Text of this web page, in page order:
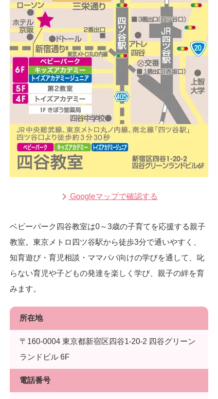
Googleマップで確認する
ベビーパーク四谷教室は0～3歳の子育てを応援する親子
教室。東京メトロ四ツ谷駅から徒歩3分で通いやすく、
知育遊び・育児相談・ママパパ向けの学びを通して、叱
らない育児や子どもの発達を楽しく学び、親子の絆を育
みます。
所在地
〒160-0004 東京都新宿区四谷1-20-2 四谷グリーン
ランドビル 6F
電話番号